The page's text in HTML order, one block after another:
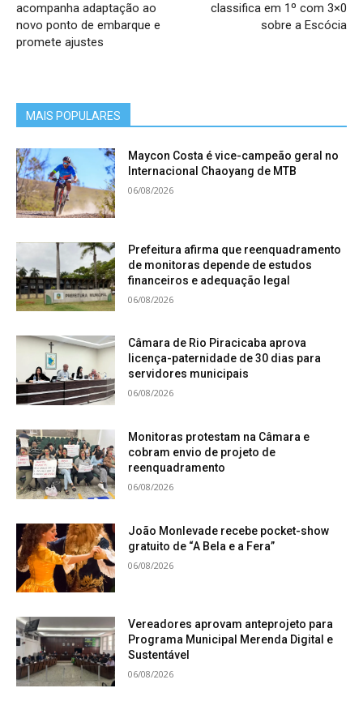
acompanha adaptação ao
novo ponto de embarque e
promete ajustes
classifica em 1º com 3×0
sobre a Escócia
MAIS POPULARES
Maycon Costa é vice-campeão geral no
Internacional Chaoyang de MTB
06/08/2026
Prefeitura afirma que reenquadramento
de monitoras depende de estudos
financeiros e adequação legal
06/08/2026
Câmara de Rio Piracicaba aprova
licença-paternidade de 30 dias para
servidores municipais
06/08/2026
Monitoras protestam na Câmara e
cobram envio de projeto de
reenquadramento
06/08/2026
João Monlevade recebe pocket-show
gratuito de “A Bela e a Fera”
06/08/2026
Vereadores aprovam anteprojeto para
Programa Municipal Merenda Digital e
Sustentável
06/08/2026